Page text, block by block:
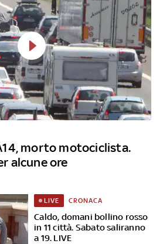
morto motociclista.
alcune ore
Caldo, domani bollino rosso
in 11 città. Sabato saliranno
a 19. LIVE
LIVE CRONACA